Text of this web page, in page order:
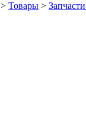
> Товары >